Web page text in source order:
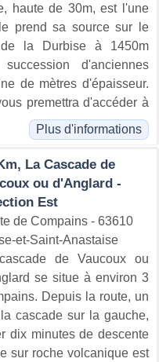
haute de 30m, est l'une
prend sa source sur le
la Durbise à 1450m
d'anciennes
de mètres d'épaisseur.
premettra d'accéder à
Plus d'informations
La Cascade de
ou d'Anglard -
Est
de Compains - 63610
et-Saint-Anastaise
de Vaucoux ou
se situe à environ 3
Depuis la route, un
cascade sur la gauche,
dix minutes de descente
sur roche volcanique est